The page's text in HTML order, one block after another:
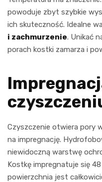
powoduje zbyt szybkie
ich skuteczność. Idealne
i zachmurzenie. Unikać
porach kostki zamarza i
Czyszczenie otwiera pory
na impregnację.
niewidoczną warstwę
Kostkę impregnatuje się
powierzchnia jest